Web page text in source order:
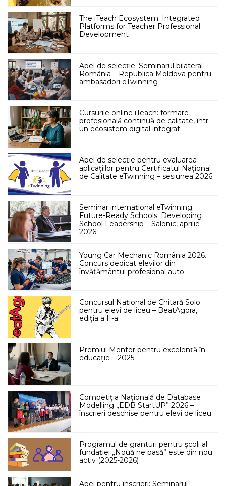
The iTeach Ecosystem: Integrated
Platforms for Teacher Professional
Development
Apel de selecție: Seminarul bilateral
România – Republica Moldova pentru
ambasadori eTwinning
Cursurile online iTeach: formare
profesională continuă de calitate, într-
un ecosistem digital integrat
Apel de selecție pentru evaluarea
aplicațiilor pentru Certificatul Național
de Calitate eTwinning – sesiunea 2026
Seminar internațional eTwinning:
Future-Ready Schools: Developing
School Leadership – Salonic, aprilie
2026
Young Car Mechanic România 2026.
Concurs dedicat elevilor din
învățământul profesional auto
Concursul Național de Chitară Solo
pentru elevi de liceu – BeatAgora,
ediția a II-a
Premiul Mentor pentru excelență în
educație – 2025
Competiția Națională de Database
Modelling „EDB StartUP” 2026 –
înscrieri deschise pentru elevi de liceu
Programul de granturi pentru școli al
fundației „Nouă ne pasă” este din nou
activ (2025-2026)
Apel pentru înscrieri: Seminarul